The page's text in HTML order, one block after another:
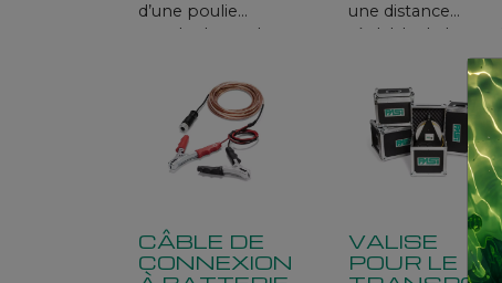
d’une poulie
standard pour le
Dans le cas d’une
utilisation avec
l’encodeur
électronique de la
Well-camera.2,
trépied.
une distance
réglable de la paroi
CÂBLE DE
CONNEXION
VALISE
POUR LE